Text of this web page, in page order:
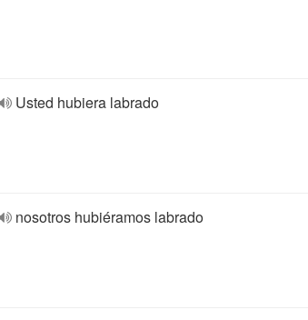
Usted hubiera labrado
nosotros hubiéramos labrado